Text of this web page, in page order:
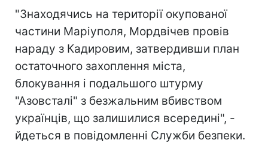
"Знаходячись на території окупованої
частини Маріуполя, Мордвічев провів
нараду з Кадировим, затвердивши план
остаточного захоплення міста,
блокування і подальшого штурму
"Азовсталі" з безжальним вбивством
українців, що залишилися всередині", -
йдеться в повідомленні Служби безпеки.